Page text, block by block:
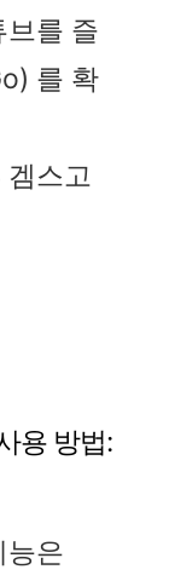
를 즐
를 확
스고
용 방법:
능은